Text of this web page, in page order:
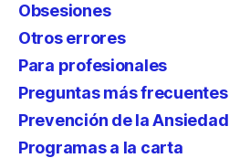
Obsesiones
Otros errores
Para profesionales
Preguntas más frecuentes
Prevención de la Ansiedad
Programas a la carta